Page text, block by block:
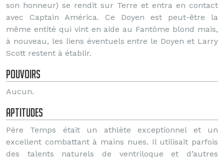
son honneur) se rendit sur Terre et entra en contact
avec Captain América. Ce Doyen est peut-être la
même entité qui vint en aide au Fantôme blond mais,
à nouveau, les liens éventuels entre le Doyen et Larry
Scott restent à établir.
Pouvoirs
Aucun.
Aptitudes
Père Temps était un athlète exceptionnel et un
excellent combattant à mains nues. Il utilisait parfois
des talents naturels de ventriloque et d’autres